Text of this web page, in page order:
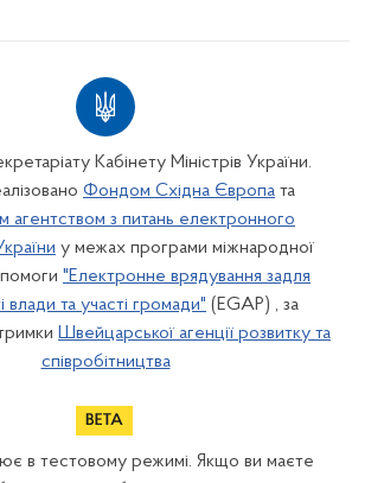
Кабінету Міністрів України.
Фондом Східна Європа та
агентством з питань електронного
у межах програми міжнародної
"Електронне врядування задля
влади та участі громади" (EGAP) , за
Швейцарської агенції розвитку та
співробітництва
в тестовому режимі. Якщо ви маєте